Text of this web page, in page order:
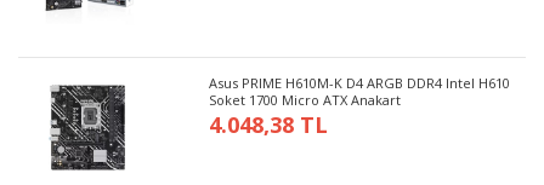
Asus PRIME H610M-K D4 ARGB DDR4 Intel H610
Soket 1700 Micro ATX Anakart
4.048,38 TL